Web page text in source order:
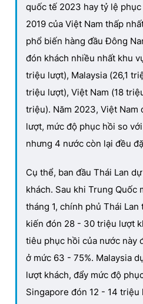
quốc tế 2023 hay tỷ lệ
2019 của Việt Nam thấp
phổ biến hàng đầu Đông
đón khách nhiều nhất khu
triệu lượt), Malaysia (26,1
triệu lượt), Việt Nam (18
triệu). Năm 2023, Việt
lượt, mức độ phục hồi so
nhưng 4 nước còn lại đều
Cụ thể, ban đầu Thái Lan
khách. Sau khi Trung Quốc
tháng 1, chính phủ Thái
kiến đón 28 - 30 triệu lượt
tiêu phục hồi của nước này
ở mức 63 - 75%. Malaysia
lượt khách, đẩy mức độ
Singapore đón 12 - 14 triệu